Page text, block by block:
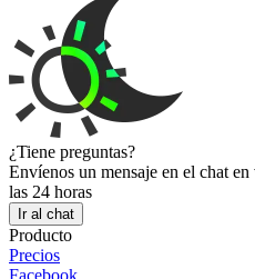
¿Tiene preguntas?
Envíenos un mensaje en el chat
las 24 horas
Ir al chat
Producto
Precios